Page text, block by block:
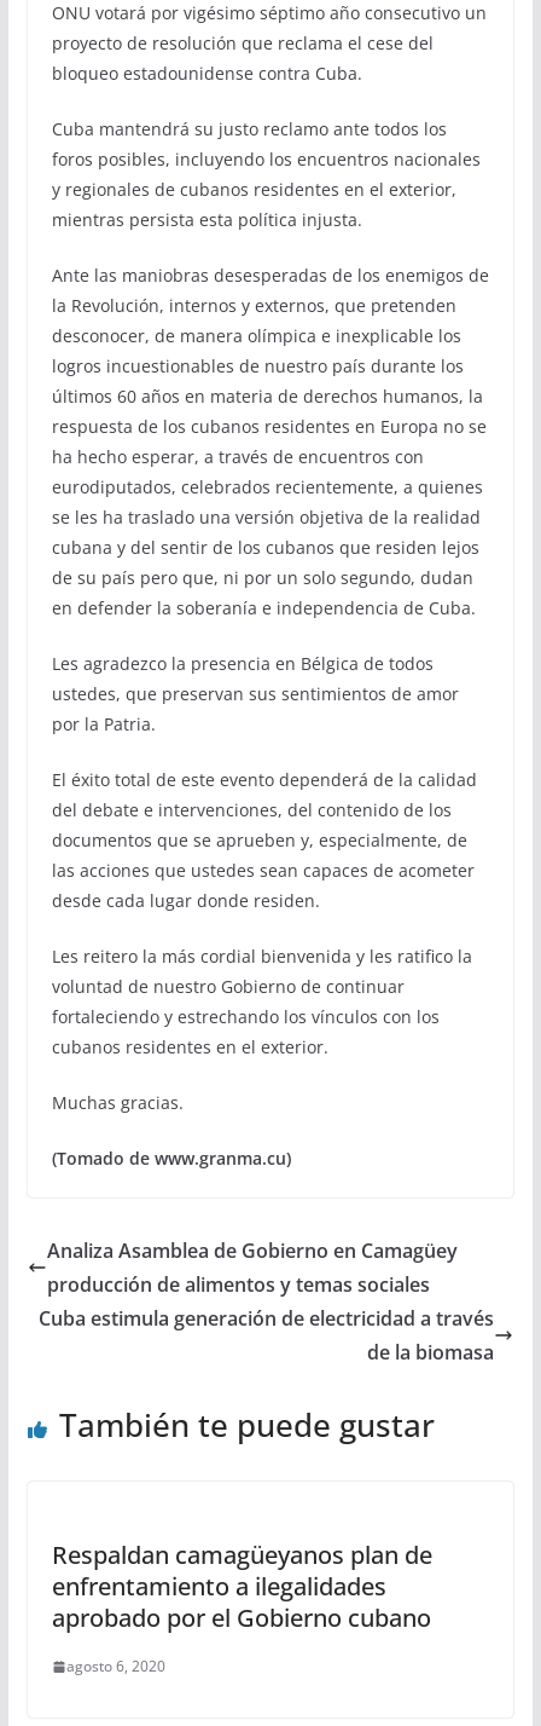
ONU votará por vigésimo séptimo año consecutivo un
proyecto de resolución que reclama el cese del
bloqueo estadounidense contra Cuba.
Cuba mantendrá su justo reclamo ante todos los
foros posibles, incluyendo los encuentros nacionales
y regionales de cubanos residentes en el exterior,
mientras persista esta política injusta.
Ante las maniobras desesperadas de los enemigos de
la Revolución, internos y externos, que pretenden
desconocer, de manera olímpica e inexplicable los
logros incuestionables de nuestro país durante los
últimos 60 años en materia de derechos humanos, la
respuesta de los cubanos residentes en Europa no se
ha hecho esperar, a través de encuentros con
eurodiputados, celebrados recientemente, a quienes
se les ha traslado una versión objetiva de la realidad
cubana y del sentir de los cubanos que residen lejos
de su país pero que, ni por un solo segundo, dudan
en defender la soberanía e independencia de Cuba.
Les agradezco la presencia en Bélgica de todos
ustedes, que preservan sus sentimientos de amor
por la Patria.
El éxito total de este evento dependerá de la calidad
del debate e intervenciones, del contenido de los
documentos que se aprueben y, especialmente, de
las acciones que ustedes sean capaces de acometer
desde cada lugar donde residen.
Les reitero la más cordial bienvenida y les ratifico la
voluntad de nuestro Gobierno de continuar
fortaleciendo y estrechando los vínculos con los
cubanos residentes en el exterior.
Muchas gracias.
(Tomado de www.granma.cu)
Analiza Asamblea de Gobierno en Camagüey
producción de alimentos y temas sociales
Cuba estimula generación de electricidad a través
de la biomasa
También te puede gustar
Respaldan camagüeyanos plan de
enfrentamiento a ilegalidades
aprobado por el Gobierno cubano
agosto 6, 2020